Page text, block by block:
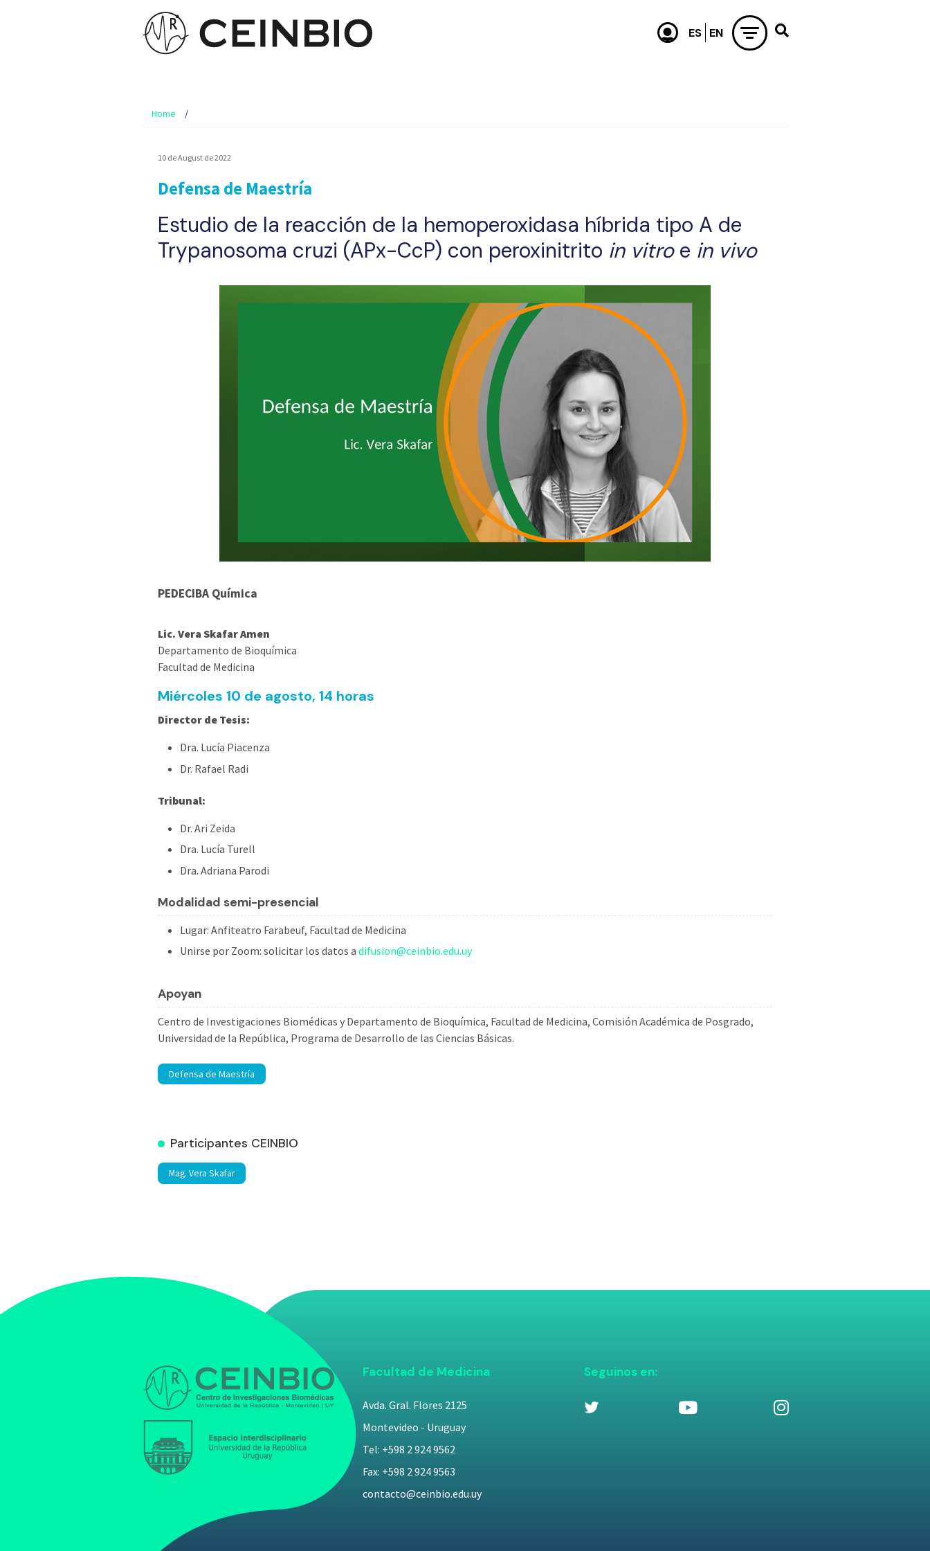
Home
10 de August de 2022
Defensa de Maestría
Estudio de la reacción de la hemoperoxidasa híbrida tipo A de
Trypanosoma cruzi (APx-CcP) con peroxinitrito in vitroe in vivo
PEDECIBA Química
Lic. Vera Skafar Amen
Departamento de Bioquímica
Facultad de Medicina
Miércoles 10 de agosto, 14 horas
Director de Tesis:
Dra. Lucía Piacenza
Dr. Rafael Radi
Tribunal:
Dr. Ari Zeida
Dra. Lucía Turell
Dra. Adriana Parodi
Modalidad semi-presencial
Lugar: Anfiteatro Farabeuf, Facultad de Medicina
Unirse por Zoom: solicitar los datos a difusion@ceinbio.edu.uy
Apoyan
Centro de Investigaciones Biomédicas y Departamento de Bioquímica, Facultad de Medicina, Comisión Académica de Posgrado,
Universidad de la República, Programa de Desarrollo de las Ciencias Básicas.
Defensa de Maestría
Participantes CEINBIO
Mag. Vera Skafar
Facultad de Medicina
Avda. Gral. Flores 2125
Montevideo - Uruguay
Tel: +598 2 924 9562
Fax: +598 2 924 9563
contacto@ceinbio.edu.uy
Seguinos en: